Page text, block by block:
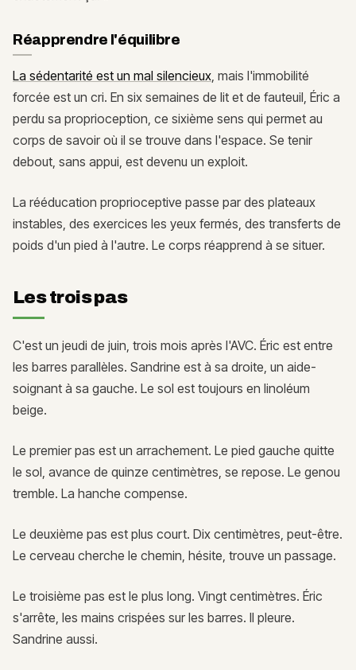
Réapprendre l'équilibre
La sédentarité est un mal silencieux , mais l'immobilité
forcée est un cri. En six semaines de lit et de fauteuil, Éric a
perdu sa proprioception, ce sixième sens qui permet au
corps de savoir où il se trouve dans l'espace. Se tenir
debout, sans appui, est devenu un exploit.
La rééducation proprioceptive passe par des plateaux
instables, des exercices les yeux fermés, des transferts de
poids d'un pied à l'autre. Le corps réapprend à se situer.
Les trois pas
C'est un jeudi de juin, trois mois après l'AVC. Éric est entre
les barres parallèles. Sandrine est à sa droite, un aide-
soignant à sa gauche. Le sol est toujours en linoléum
beige.
Le premier pas est un arrachement. Le pied gauche quitte
le sol, avance de quinze centimètres, se repose. Le genou
tremble. La hanche compense.
Le deuxième pas est plus court. Dix centimètres, peut-être.
Le cerveau cherche le chemin, hésite, trouve un passage.
Le troisième pas est le plus long. Vingt centimètres. Éric
s'arrête, les mains crispées sur les barres. Il pleure.
Sandrine aussi.